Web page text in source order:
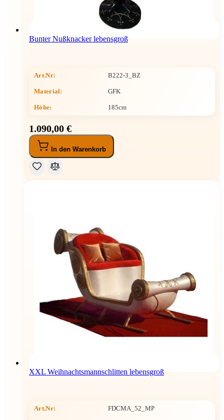
Bunter Nußknacker lebensgroß
Art.Nr: B222-3_BZ
Material: GFK
Höhe: 185cm
1.090,00 €
In den Warenkorb
XXL Weihnachtsmannschlitten lebensgroß
Art.Nr: FDCMA_52_MP